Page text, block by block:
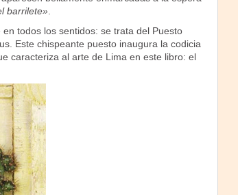
barrilete».
todos los sentidos: se trata del Puesto
Este chispeante puesto inaugura la codicia
caracteriza al arte de Lima en este libro: el